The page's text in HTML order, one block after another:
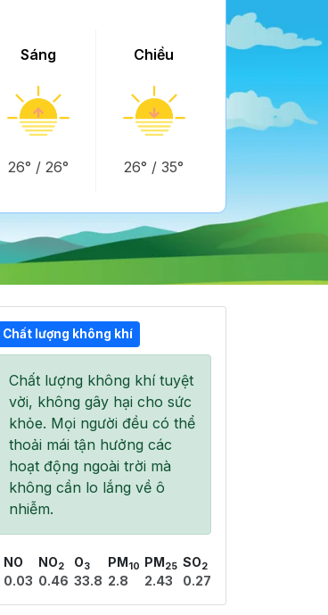
Sáng
26° / 26°
Chiều
26° / 35°
21:00
30° /36°
Chất lượng không khí
Chất lượng không khí tuyệt
vời, không gây hại cho sức
khỏe. Mọi người đều có thể
thoải mái tận hưởng các
hoạt động ngoài trời mà
không cần lo lắng về ô
nhiễm.
NO
0.03
NO2
0.46
O3
33.8
PM 10
2.8
PM 25
2.43
SO2
0.27